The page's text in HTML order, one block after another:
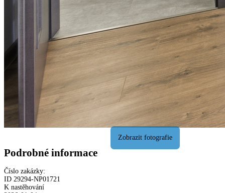
Podrobné informace
Číslo zakázky:
ID 29294-NP01721
K nastěhování